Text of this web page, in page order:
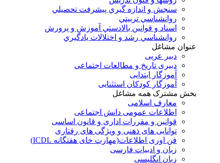
سنجش و اندازه گيري پيشرفت تحصيلي
روانشناسي تربيتي
اسناد و قوانين بالادستي آموزش و پرورش
روانشناسي رشد و اختلالات يادگيري
عنوان مشاغل
دبير عربی
دبیری تاریخ و مطالعات اجتماعی
آموزگار ابتدایی
آموزگار کودکان استثنایی
بخش مشترک همه مشاغل
معارف اسلامی
اطلاعات عمومی دانش اجتماعی
قوانین و مقررات اداری و قانون اساسی
توانایی های ذهنی و ویژگی های رفتاری
فن اوری اطلاعات(مهارت خای هفتگانه ICDL)
زبان و ادبیات فارسی
زبان انگلیسی